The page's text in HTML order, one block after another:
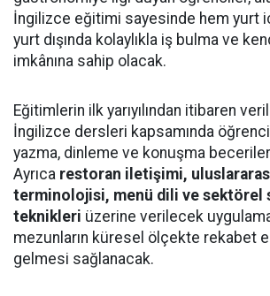
İngilizce eğitimi sayesinde hem yurt
yurt dışında kolaylıkla iş bulma ve
imkânına sahip olacak.
Eğitimlerin ilk yarıyılından itibaren
İngilizce dersleri kapsamında
yazma, dinleme ve konuşma
Ayrıca restoran iletişimi,
terminolojisi, menü dili ve sektörel
teknikleri üzerine verilecek
mezunların küresel ölçekte rekabet
gelmesi sağlanacak.